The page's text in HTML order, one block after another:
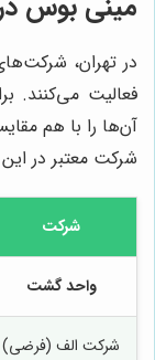
در تهران،
فعالیت می‌کنند.
آن‌ها را با هم
شرکت معتبر در این
شرکت
واحد گشت
شرکت الف (فرضی)